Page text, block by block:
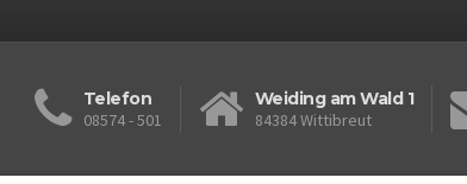
Telefon
08574 - 501
Weiding am Wald 1
84384 Wittibreut